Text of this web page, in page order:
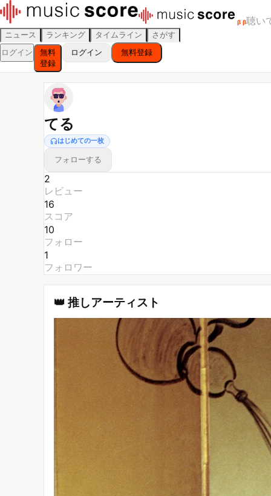
β β聴い
ニュース ランキング タイムライン
さがす
ログイン
無料
登録
ログイン 無料登録
てる
はじめての一枚
フォローする
2
レビュー
16
スコア
10
フォロー
1
フォロワー
👑 推しアーティスト